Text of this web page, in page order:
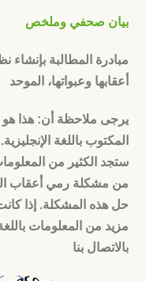
بيان صحفي وملخص
مبادرة المطالبة بإنشاء
أعقابها وعبواتها، الموحد
يرجى ملاحظة أن: هذا هو
ستجد الكثير من
من مشكلة رمي أعقاب
حل هذه المشكلة. إذا
مزيد من المعلومات
بالاتصال بنا